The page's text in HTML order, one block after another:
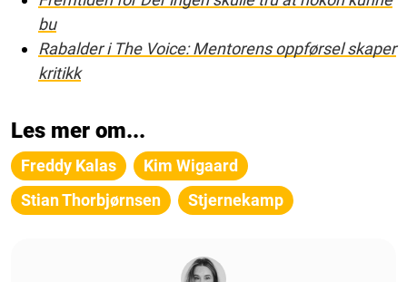
bu
Rabalder i The Voice: Mentorens oppførsel skaper
kritikk
Les mer om...
Freddy Kalas
Kim Wigaard
Stian Thorbjørnsen
Stjernekamp